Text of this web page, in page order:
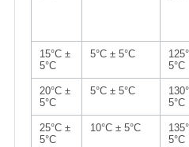
15°C ±
5°C
5°C ± 5°C
5°C
20°C ±
5°C
5°C ± 5°C
5°C
25°C ±
5°C
10°C ± 5°C
5°C